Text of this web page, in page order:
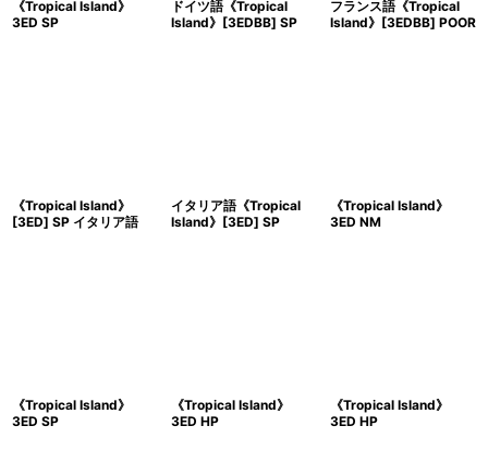
《Tropical Island》
3ED SP
ドイツ語《Tropical
Island》[3EDBB] SP
フランス語《Tropical
Island》[3EDBB] POOR
《Tropical Island》
[3ED] SP イタリア語
イタリア語《Tropical
Island》[3ED] SP
《Tropical Island》
3ED NM
《Tropical Island》
3ED SP
《Tropical Island》
3ED HP
《Tropical Island》
3ED HP